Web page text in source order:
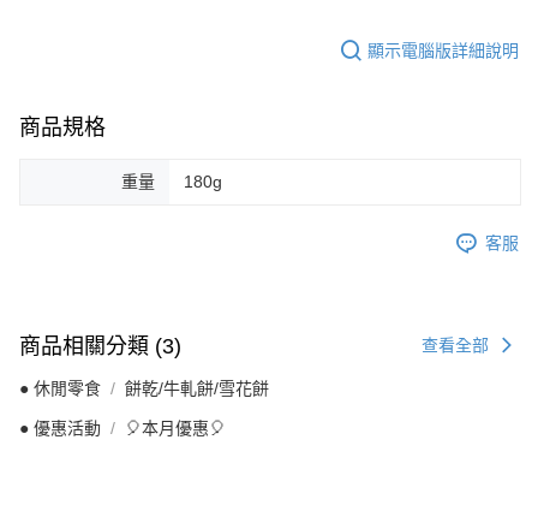
顯示電腦版詳細說明
商品規格
重量 180g
客服
商品相關分類 (3) 查看全部
● 休閒零食 餅乾/牛軋餅/雪花餅
● 優惠活動 🎈本月優惠🎈